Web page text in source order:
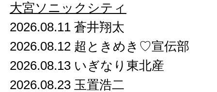
大宮ソニックシティ
2026.08.11 蒼井翔太
2026.08.12 超ときめき♡宣伝部
2026.08.13 いぎなり東北産
2026.08.23 玉置浩二